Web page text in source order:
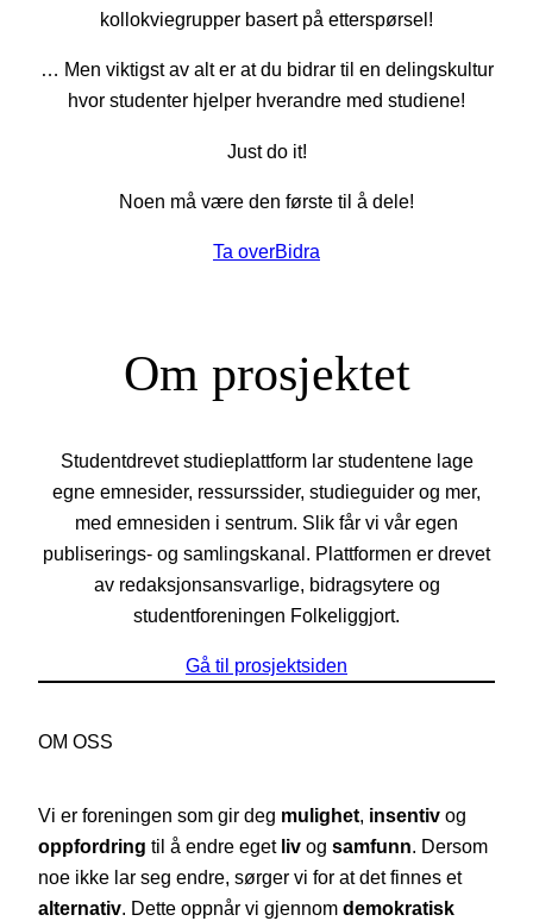
kollokviegrupper basert på etterspørsel!
… Men viktigst av alt er at du bidrar til en delingskultur
hvor studenter hjelper hverandre med studiene!
Just do it!
Noen må være den første til å dele!
Ta overBidra
Om prosjektet
Studentdrevet studieplattform lar studentene lage
egne emnesider, ressurssider, studieguider og mer,
med emnesiden i sentrum. Slik får vi vår egen
publiserings- og samlingskanal. Plattformen er drevet
av redaksjonsansvarlige, bidragsytere og
studentforeningen Folkeliggjort.
Gå til prosjektsiden
OM OSS
Vi er foreningen som gir deg mulighet, insentiv og
oppfordring til å endre eget liv og samfunn. Dersom
noe ikke lar seg endre, sørger vi for at det finnes et
alternativ. Dette oppnår vi gjennom demokratisk